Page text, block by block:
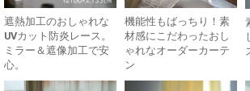
遮熱加工のおしゃれな
UVカット防炎レース。
ミラー＆遮像加工で安
心。
機能性もばっちり！素
材感にこだわったおし
ゃれなオーダーカーテ
ン